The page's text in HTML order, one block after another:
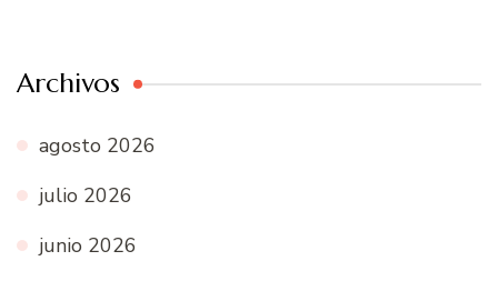
Archivos
agosto 2026
julio 2026
junio 2026